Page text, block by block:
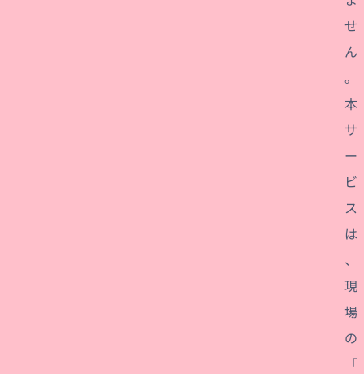
せ
ん
。
本
サ
ー
ビ
ス
は
、
現
場
の
「